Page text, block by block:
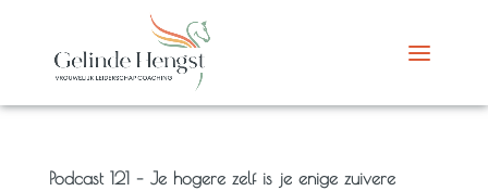
Podcast 121 – Je hogere zelf is je enige zuivere